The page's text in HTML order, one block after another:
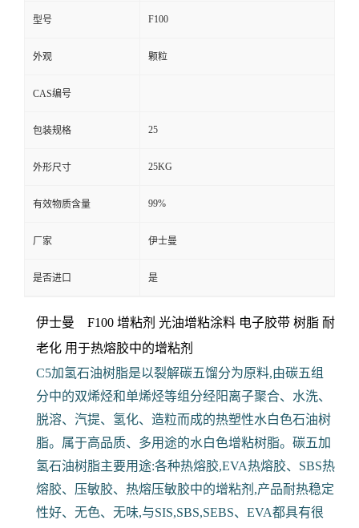
型号 F100
外观 颗粒
CAS编号
包装规格 25
外形尺寸 25KG
有效物质含量 99%
厂家 伊士曼
是否进口 是
伊士曼 F100 增粘剂 光油增粘涂料 电子胶带 树脂 耐
老化 用于热熔胶中的增粘剂
C5加氢石油树脂是以裂解碳五馏分为原料,由碳五组
分中的双烯烃和单烯烃等组分经阳离子聚合、水洗、
脱溶、汽提、氢化、造粒而成的热塑性水白色石油树
脂。属于高品质、多用途的水白色增粘树脂。碳五加
氢石油树脂主要用途:各种热熔胶,EVA热熔胶、SBS热
熔胶、压敏胶、热熔压敏胶中的增粘剂,产品耐热稳定
性好、无色、无味,与SIS,SBS,SEBS、EVA都具有很